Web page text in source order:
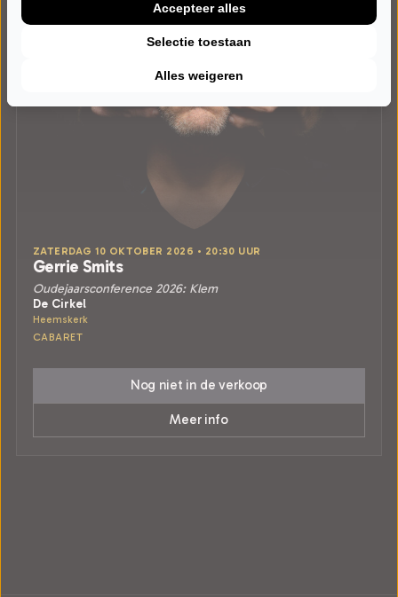
ZATERDAG 10 OKTOBER 2026 • 20:30 UUR
Gerrie Smits
Oudejaarsconference 2026: Klem
De Cirkel
Heemskerk
CABARET
Nog niet in de verkoop
Meer info
Alles weigeren
Selectie toestaan
Accepteer alles